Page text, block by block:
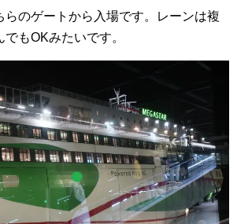
らのゲートから入場です。レーンは複
もOKみたいです。